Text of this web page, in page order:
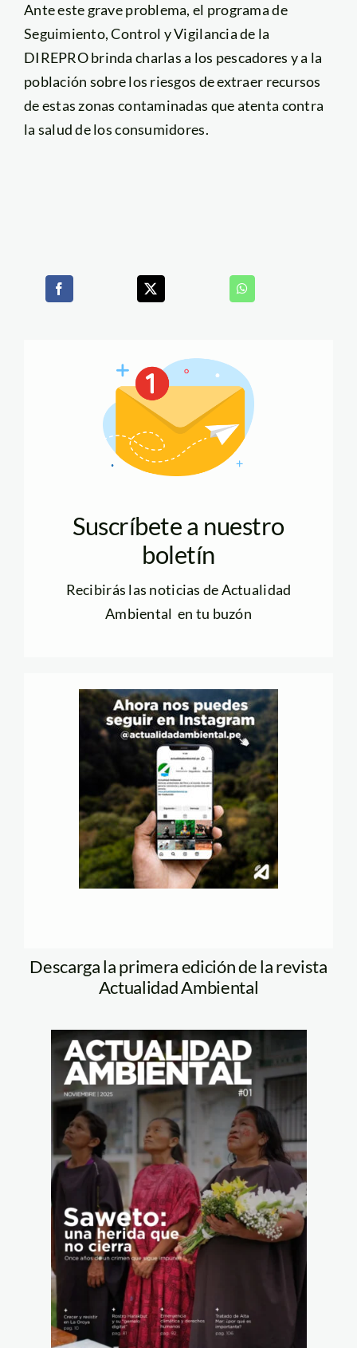
Ante este grave problema, el programa de
Seguimiento, Control y Vigilancia de la
DIREPRO brinda charlas a los pescadores y a la
población sobre los riesgos de extraer recursos
de estas zonas contaminadas que atenta contra
la salud de los consumidores.
Suscríbete a nuestro
boletín
Recibirás las noticias de Actualidad
Ambiental en tu buzón
Descarga la primera edición de la revista
Actualidad Ambiental